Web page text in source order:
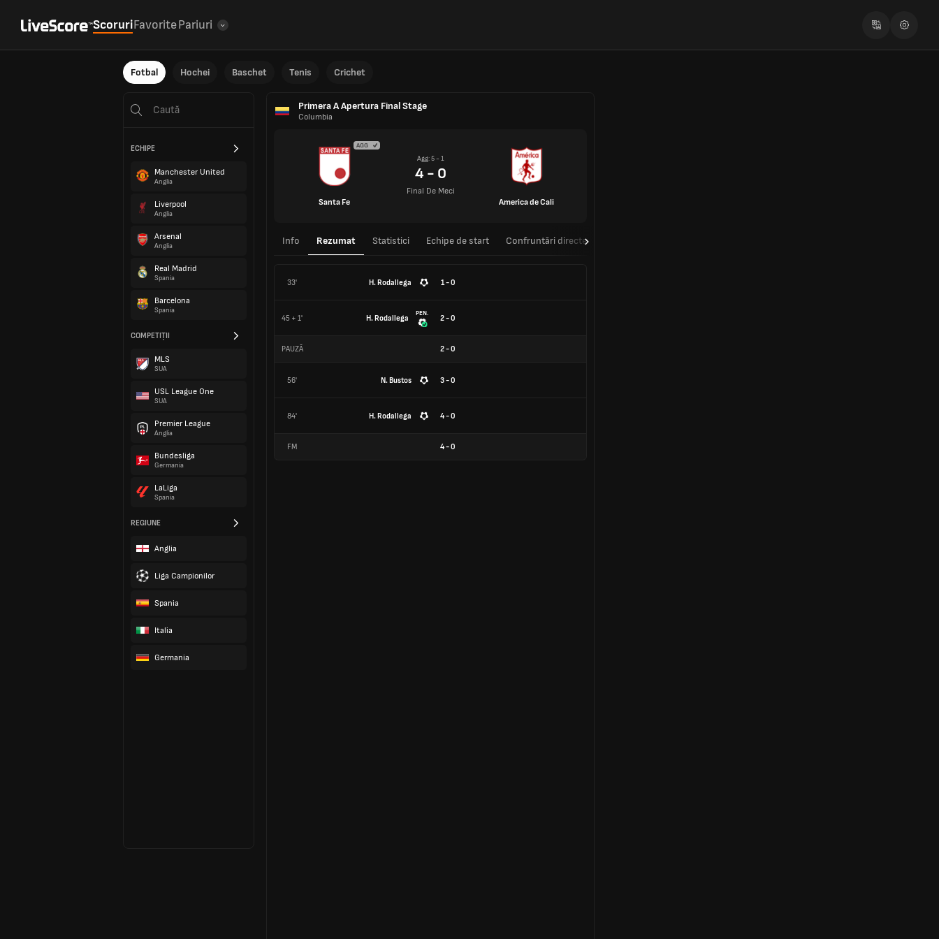
ScoruriFavoritePariuri
Fotbal Hochei Baschet Tenis Crichet
ECHIPE
Manchester United
Anglia
Liverpool
Anglia
Arsenal
Anglia
Real Madrid
Spania
Barcelona
Spania
COMPETIȚII
MLS
SUA
USL League One
SUA
Premier League
Anglia
Bundesliga
Germania
LaLiga
Spania
REGIUNE
Anglia
Liga Campionilor
Spania
Italia
Germania
Primera A Apertura Final Stage
Columbia
AGG
Santa Fe
Agg: 5 - 1
4 - 0
Final De Meci
America de Cali
Info Rezumat Statistici Echipe de start Confruntări directe
33' H. Rodallega 1 - 0
45 + 1' H. Rodallega
PEN.
2 - 0
PAUZĂ 2-0
56' N. Bustos 3 - 0
84' H. Rodallega 4 - 0
FM 4-0